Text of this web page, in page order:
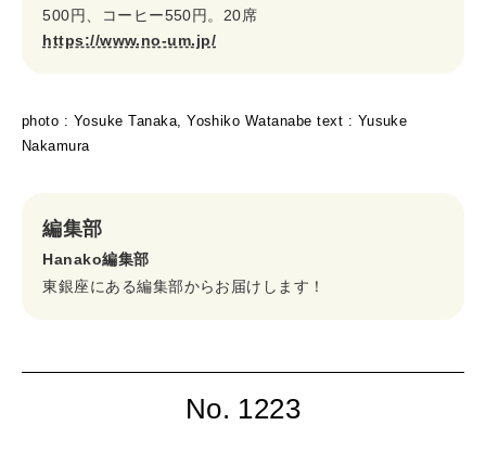
500円、コーヒー550円。20席
https://www.no-um.jp/
photo : Yosuke Tanaka, Yoshiko Watanabe text : Yusuke
Nakamura
編集部
Hanako編集部
東銀座にある編集部からお届けします！
No. 1223